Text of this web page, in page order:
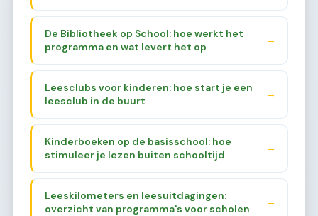
De Bibliotheek op School: hoe werkt het
programma en wat levert het op
→
Leesclubs voor kinderen: hoe start je een
leesclub in de buurt
→
Kinderboeken op de basisschool: hoe
stimuleer je lezen buiten schooltijd
→
Leeskilometers en leesuitdagingen:
overzicht van programma's voor scholen
→